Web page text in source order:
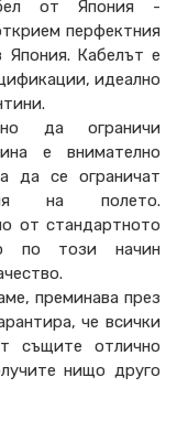
от Япония -
перфектния
Япония. Кабелът е
идеално
да ограничи
е внимателно
да се ограничат
на полето.
от стандартното
по този начин
преминава през
че всички
същите отлично
нищо друго